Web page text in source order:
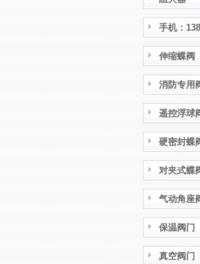
手机：
伸缩蝶阀
消防专用
遥控浮球
硬密封蝶
对夹式蝶
气动角座
保温阀门
真空阀门